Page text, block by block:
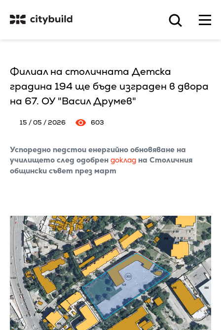
Филиал на столичната Детска
градина 194 ще бъде изграден в двора
на 67. ОУ "Васил Друмев"
15 / 05 / 2026 603
Успоредно педстои енергийно обновяване на
училището след одобрен доклад на Столичния
общински съвет през март